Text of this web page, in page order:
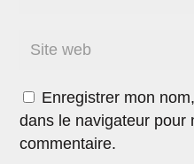
Enregistrer mon
dans le navigateur pour
commentaire.